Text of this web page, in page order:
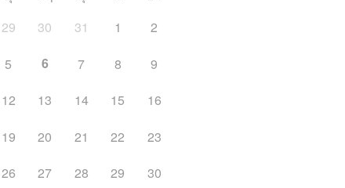
29 30 31 1 2
5 6 7 8 9
12 13 14 15 16
19 20 21 22 23
26 27 28 29 30